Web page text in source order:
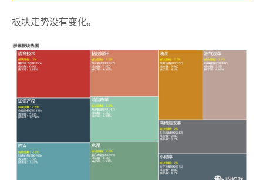
板块走势没有变化。